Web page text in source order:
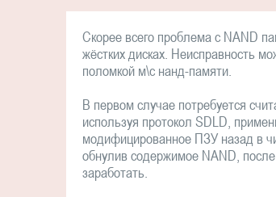
Скорее всего проблема с NAND
жёстких дисках. Неисправность
поломкой м\с нанд-памяти.
В первом случае потребуется
используя протокол SDLD,
модифицированное ПЗУ назад в
обнулив содержимое NAND,
заработать.